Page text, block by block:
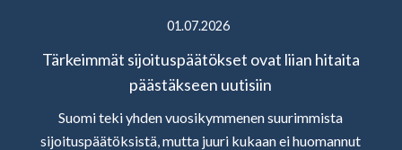
01.07.2026
Tärkeimmät sijoituspäätökset ovat liian hitaita
päästäkseen uutisiin
Suomi teki yhden vuosikymmenen suurimmista
sijoituspäätöksistä, mutta juuri kukaan ei huomannut